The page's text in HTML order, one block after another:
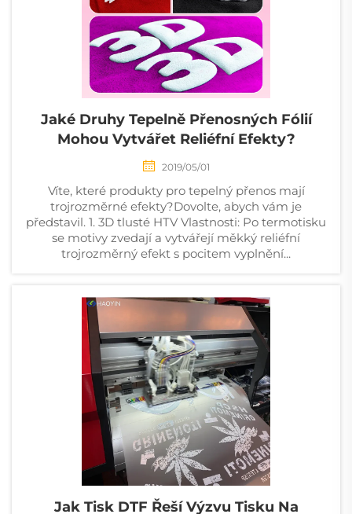
Jaké Druhy Tepelně Přenosných Fólií
Mohou Vytvářet Reliéfní Efekty?
2019/05/01
Víte, které produkty pro tepelný přenos mají
trojrozměrné efekty?​​Dovolte, abych vám je
představil. 1. 3D tlusté HTV Vlastnosti: Po termotisku
se motivy zvedají a vytvářejí měkký reliéfní
trojrozměrný efekt s pocitem vyplnění...
Jak Tisk DTF Řeší Výzvu Tisku Na